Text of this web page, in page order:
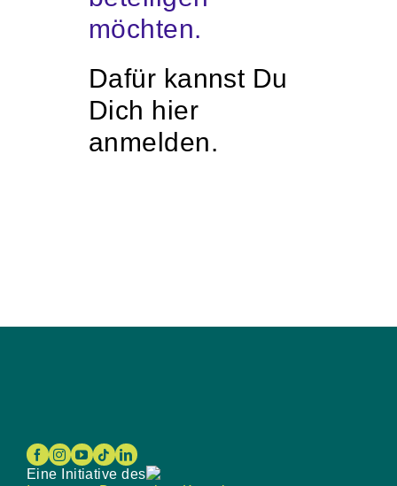
möchten.
Dafür kannst Du
Dich hier
anmelden.
Eine Initiative des